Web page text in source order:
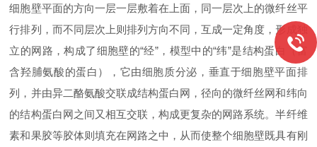
细胞壁平面的方向一层一层敷着在上面，同一层次上的微纤丝平
行排列，而不同层次上则排列方向不同，互成一定角度，形成独
立的网路，构成了细胞壁的“经”，模型中的“纬”是结构蛋白（富
含羟脯氨酸的蛋白），它由细胞质分泌，垂直于细胞壁平面排
列，并由异二酪氨酸交联成结构蛋白网，径向的微纤丝网和纬向
的结构蛋白网之间又相互交联，构成更复杂的网路系统。半纤维
素和果胶等胶体则填充在网路之中，从而使整个细胞壁既具有刚